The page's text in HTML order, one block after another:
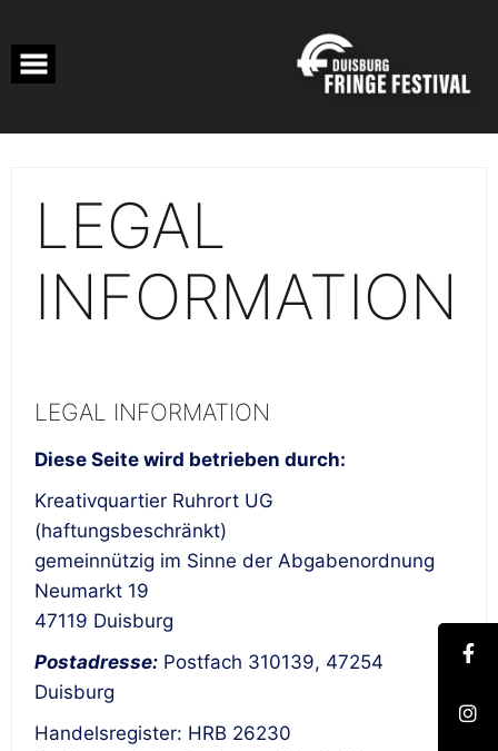
content
LEGAL
INFORMATION
LEGAL INFORMATION
Diese Seite wird betrieben durch:
Kreativquartier Ruhrort UG
(haftungsbeschränkt)
gemeinnützig im Sinne der Abgabenordnung
Neumarkt 19
47119 Duisburg
Postadresse: Postfach 310139, 47254
Duisburg
Handelsregister: HRB 26230